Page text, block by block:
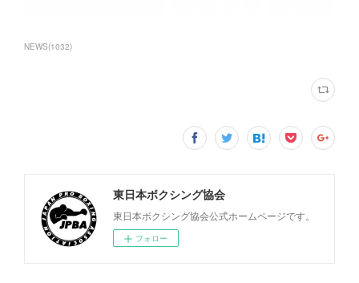
NEWS(1032)
東日本ボクシング協会
東日本ボクシング協会公式ホームページです。
フォロー